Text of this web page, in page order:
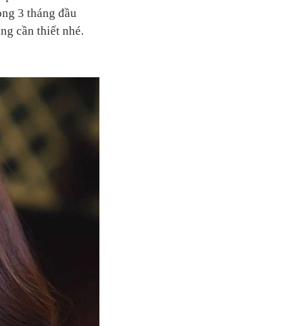
3 tháng đầu
cần thiết nhé.